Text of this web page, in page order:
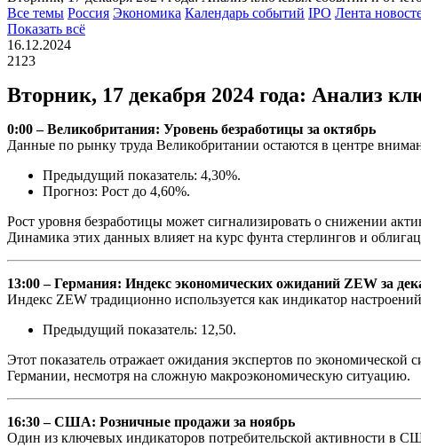
Все темы Россия Экономика Календарь событий IPO Лента
Показать всё
16.12.2024
2123
Вторник, 17 декабря 2024 года: Анализ
0:00 – Великобритания: Уровень безработицы за октябрь
Данные по рынку труда Великобритании остаются в центре
Предыдущий показатель: 4,30%.
Прогноз: Рост до 4,60%.
Рост уровня безработицы может сигнализировать о снижении
Динамика этих данных влияет на курс фунта стерлингов и
13:00 – Германия: Индекс экономических ожиданий ZEW за
Индекс ZEW традиционно используется как индикатор
Предыдущий показатель: 12,50.
Этот показатель отражает ожидания экспертов по
Германии, несмотря на сложную макроэкономическую ситуацию.
16:30 – США: Розничные продажи за ноябрь
Один из ключевых индикаторов потребительской активности в